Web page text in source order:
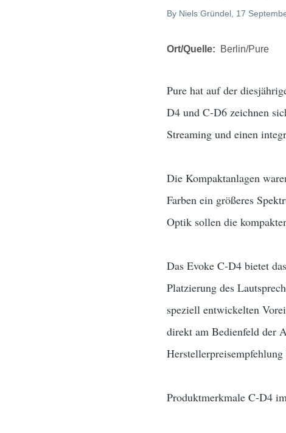
By Niels Gründel , 17
Ort/Quelle Berlin/Pure
Pure hat auf der
D4 und C-D6 zeichnen
Streaming und einen
Die Kompaktanlagen
Farben ein größeres
Optik sollen die
Das Evoke C-D4 bietet
Platzierung des
speziell entwickelten
direkt am Bedienfeld der
Produktmerkmale C-D4